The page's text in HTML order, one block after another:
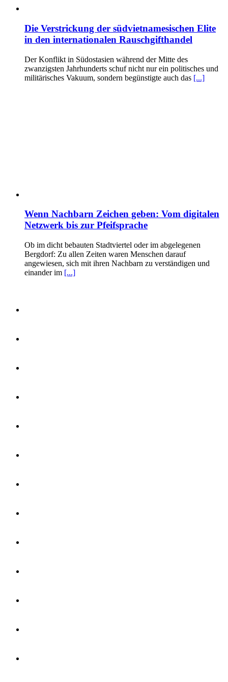
Die Verstrickung der südvietnamesischen Elite
in den internationalen Rauschgifthandel
Der Konflikt in Südostasien während der Mitte des
zwanzigsten Jahrhunderts schuf nicht nur ein politisches und
militärisches Vakuum, sondern begünstigte auch das [...]
Wenn Nachbarn Zeichen geben: Vom digitalen
Netzwerk bis zur Pfeifsprache
Ob im dicht bebauten Stadtviertel oder im abgelegenen
Bergdorf: Zu allen Zeiten waren Menschen darauf
angewiesen, sich mit ihren Nachbarn zu verständigen und
einander im [...]